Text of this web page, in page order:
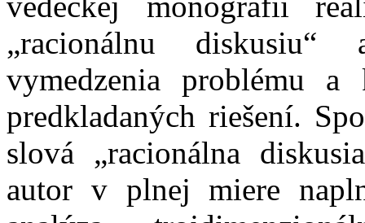
„racionálnu diskusiu“
vymedzenia problému a
predkladaných riešení.
slová „racionálna
autor v plnej miere